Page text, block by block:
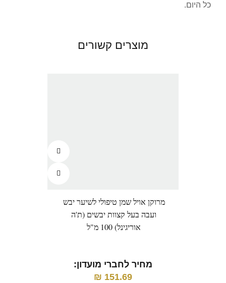
כל היום.
מוצרים קשורים
מרוקן אויל שמן טיפולי לשיער יבש
ועבה בעל קצוות יבשים (ת'ה
אוריגינל) 100 מ"ל
מחיר לחברי מועדון:
151.69
₪